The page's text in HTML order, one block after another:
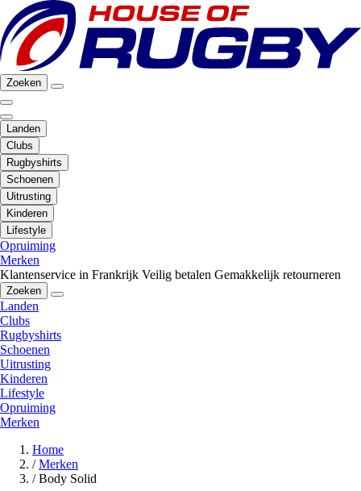
Zoeken
Landen
Clubs
Rugbyshirts
Schoenen
Uitrusting
Kinderen
Lifestyle
Opruiming
Merken
Klantenservice in Frankrijk Veilig betalen Gemakkelijk retourneren
Zoeken
Landen
Clubs
Rugbyshirts
Schoenen
Uitrusting
Kinderen
Lifestyle
Opruiming
Merken
Home
/ Merken
/ Body Solid